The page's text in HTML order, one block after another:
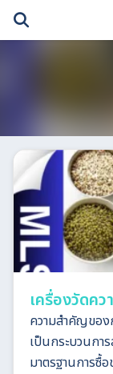
Skip
เครื่องวัดค
ความสำคัญของ
เป็นกระบวนกา
มาตรฐานการซื้อ